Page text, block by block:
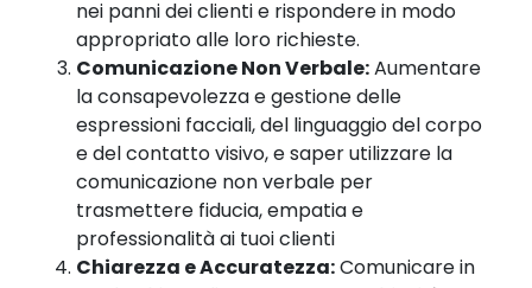
nei panni dei clienti e rispondere in modo
appropriato alle loro richieste.
ComunicazioneNon Verbale:Aumentare
la consapevolezza e gestione delle
espressioni facciali, del linguaggio del corpo
e del contatto visivo, e saper utilizzare la
comunicazione non verbale per
trasmettere fiducia, empatia e
professionalità ai tuoi clienti
Chiarezza e Accuratezza:Comunicare in